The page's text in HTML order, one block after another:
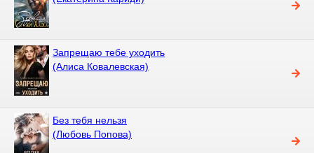
Запрещаю тебе уходить
(Алиса Ковалевская)
Без тебя нельзя
(Любовь Попова)